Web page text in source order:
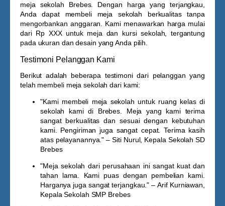
meja sekolah Brebes. Dengan harga yang terjangkau,
Anda dapat membeli meja sekolah berkualitas tanpa
mengorbankan anggaran. Kami menawarkan harga mulai
dari Rp XXXuntuk meja dan kursi sekolah, tergantung
pada ukuran dan desain yang Anda pilih.
Testimoni Pelanggan Kami
Berikut adalah beberapa testimoni dari pelanggan yang
telah membeli meja sekolah dari kami:
"Kami membeli meja sekolah untuk ruang kelas di
sekolah kami di Brebes. Meja yang kami terima
sangat berkualitas dan sesuai dengan kebutuhan
kami. Pengiriman juga sangat cepat. Terima kasih
atas pelayanannya." –Siti Nurul, Kepala Sekolah SD
Brebes
"Meja sekolah dari perusahaan ini sangat kuat dan
tahan lama. Kami puas dengan pembelian kami.
Harganya juga sangat terjangkau." –Arif Kurniawan,
Kepala Sekolah SMP Brebes